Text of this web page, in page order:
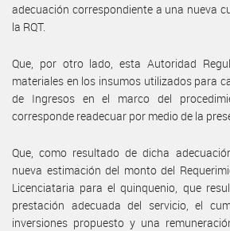
adecuación correspondiente a una nueva
la RQT.
Que, por otro lado, esta Autoridad
materiales en los insumos utilizados para
de Ingresos en el marco del
corresponde readecuar por medio de la
Que, como resultado de dicha
nueva estimación del monto del
Licenciataria para el quinquenio, que
prestación adecuada del servicio, el
inversiones propuesto y una